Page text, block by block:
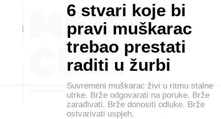
6 stvari koje bi
pravi muškarac
trebao prestati
raditi u žurbi
Suvremeni muškarac živi u ritmu stalne
utrke. Brže odgovarati na poruke. Brže
zarađivati. Brže donositi odluke. Brže
ostvarivati uspjeh.